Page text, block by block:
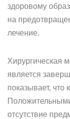
здоровому
на
лечение.
Хирургическая
является
показывает,
отсутствие